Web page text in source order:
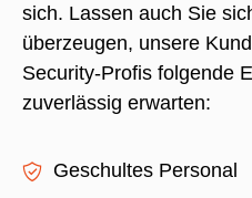
sich. Lassen auch Sie
überzeugen, unsere
Security-Profis folgende
zuverlässig erwarten:
Geschultes Personal